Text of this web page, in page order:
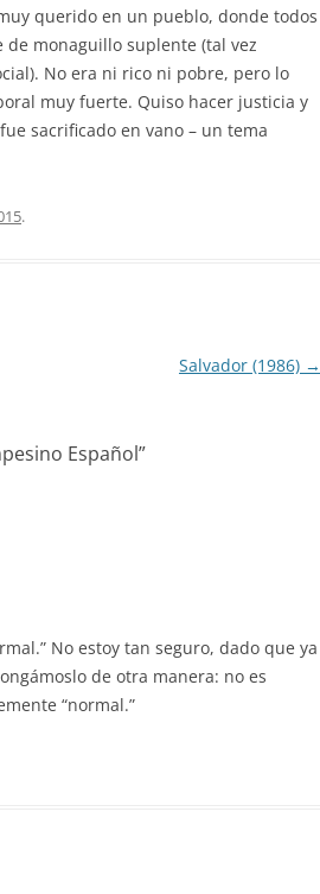
querido en un pueblo, donde todos
de monaguillo suplente (tal vez
No era ni rico ni pobre, pero lo
muy fuerte. Quiso hacer justicia y
sacrificado en vano – un tema
.
Salvador (1986) →
Español”
No estoy tan seguro, dado que ya
de otra manera: no es
“normal.”